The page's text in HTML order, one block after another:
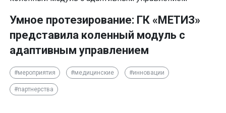
Умное протезирование: ГК «МЕТИЗ»
представила коленный модуль с
адаптивным управлением
#мероприятия #медицинские #инновации
#партнерства